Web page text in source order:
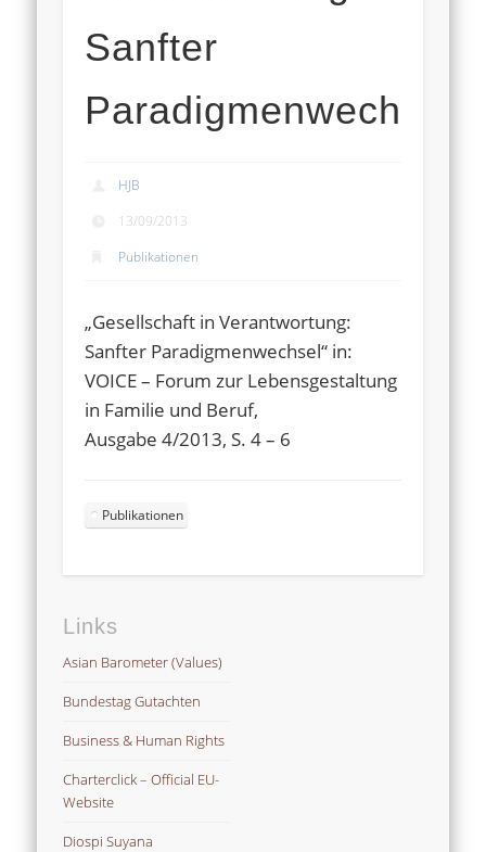
Sanfter
Paradigmenwechsel
HJB
13/09/2013
Publikationen
„Gesellschaft in Verantwortung:
Sanfter Paradigmenwechsel“ in:
VOICE – Forum zur Lebensgestaltung
in Familie und Beruf,
Ausgabe 4/2013, S. 4 – 6
Publikationen
Links
Asian Barometer (Values)
Bundestag Gutachten
Business & Human Rights
Charterclick – Official EU-
Website
Diospi Suyana